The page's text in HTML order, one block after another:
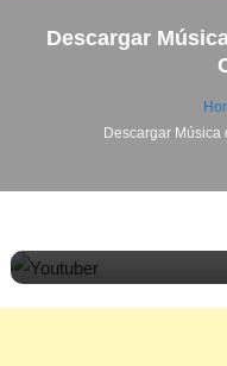
Descargar
Descargar Música